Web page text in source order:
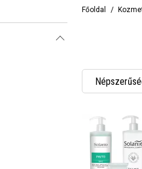
Főoldal
Név szerint
Ár szerint